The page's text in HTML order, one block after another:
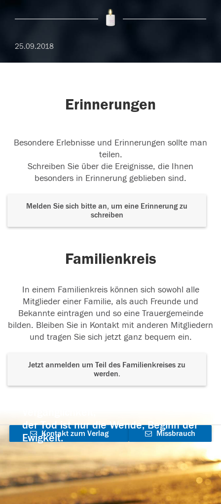
25.09.2018
Erinnerungen
Besondere Erlebnisse und Erinnerungen sollte man
teilen.
Schreiben Sie über die Ereignisse, die Ihnen
besonders in Erinnerung geblieben sind.
Melden Sie sich bitte an, um eine Erinnerung zu
schreiben
Familienkreis
In einem Familienkreis können sich sowohl alle
Mitglieder einer Familie, als auch Freunde und
Bekannte eintragen und so eine Trauergemeinde
bilden. Bleiben Sie in Kontakt mit anderen Mitgliedern
und tragen Sie sich jetzt ganz bequem ein.
Jetzt anmelden um Teil des Familienkreises zu
werden.
der Tod ist nur die Wende, Beginn der
Ewigkeit.
Kontakt zum Verlag
aufnehmen
Missbrauch